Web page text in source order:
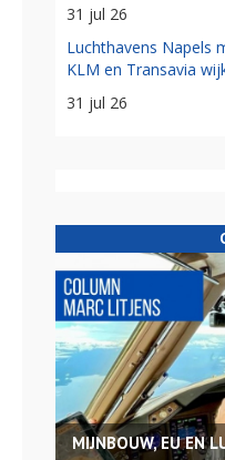
31 jul 26
Luchthavens Napels
KLM en Transavia
31 jul 26
MIJNBOUW, EU EN